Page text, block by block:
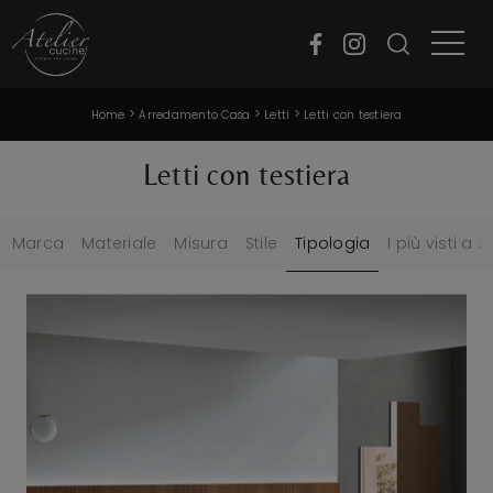
Home >Arredamento Casa > Letti > Letti con testiera
Letti con testiera
Marca Materiale Misura Stile Tipologia I più visti a :